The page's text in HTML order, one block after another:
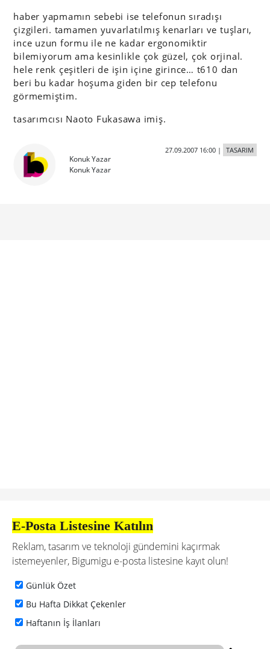
haber yapmamın sebebi ise telefonun sıradışı
çizgileri. tamamen yuvarlatılmış kenarları ve tuşları,
ince uzun formu ile ne kadar ergonomiktir
bilemiyorum ama kesinlikle çok güzel, çok orjinal.
hele renk çeşitleri de işin içine girince… t610 dan
beri bu kadar hoşuma giden bir cep telefonu
görmemiştim.
tasarımcısı Naoto Fukasawa imiş.
Konuk Yazar
Konuk Yazar
27.09.2007 16:00| TASARIM
E-Posta Listesine Katılın
Reklam, tasarım ve teknoloji gündemini kaçırmak
istemeyenler, Bigumigu e-posta listesine kayıt olun!
Günlük Özet
Bu Hafta Dikkat Çekenler
Haftanın İş İlanları